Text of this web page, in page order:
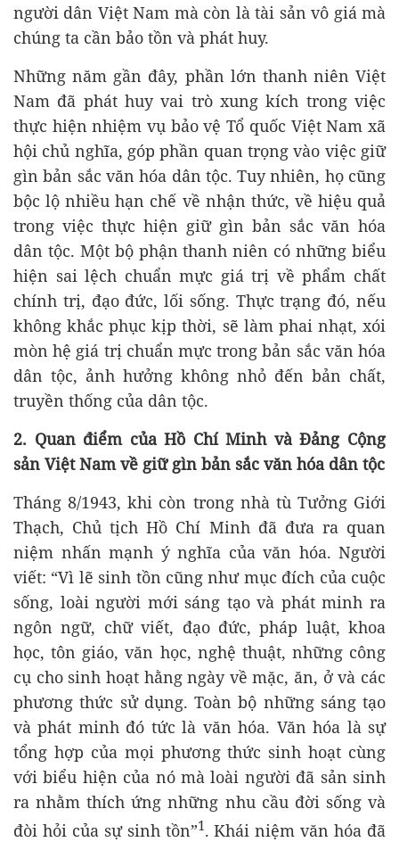
người dân Việt Nam mà còn là tài sản vô giá mà
chúng ta cần bảo tồn và phát huy.
Những năm gần đây, phần lớn thanh niên Việt
Nam đã phát huy vai trò xung kích trong việc
thực hiện nhiệm vụ bảo vệ Tổ quốc Việt Nam xã
hội chủ nghĩa, góp phần quan trọng vào việc giữ
gìn bản sắc văn hóa dân tộc. Tuy nhiên, họ cũng
bộc lộ nhiều hạn chế về nhận thức, về hiệu quả
trong việc thực hiện giữ gìn bản sắc văn hóa
dân tộc. Một bộ phận thanh niên có những biểu
hiện sai lệch chuẩn mực giá trị về phẩm chất
chính trị, đạo đức, lối sống. Thực trạng đó, nếu
không khắc phục kịp thời, sẽ làm phai nhạt, xói
mòn hệ giá trị chuẩn mực trong bản sắc văn hóa
dân tộc, ảnh hưởng không nhỏ đến bản chất,
truyền thống của dân tộc.
2. Quanđiểm của Hồ Chí Minh và Đảng Cộng
sản Việt Namvề giữ gìn bản sắc văn hóa dân tộc
Tháng 8/1943, khi còn trong nhà tù Tưởng Giới
Thạch, Chủ tịch Hồ Chí Minh đã đưa ra quan
niệm nhấn mạnh ý nghĩa của văn hóa. Người
viết: “Vì lẽ sinh tồn cũng như mục đích của cuộc
sống, loài người mới sáng tạo và phát minh ra
ngôn ngữ, chữ viết, đạo đức, pháp luật, khoa
học, tôn giáo, văn học, nghệ thuật, những công
cụ cho sinh hoạt hằng ngày về mặc, ăn, ở và các
phương thức sử dụng. Toàn bộ những sáng tạo
và phát minh đó tức là văn hóa. Văn hóa là sự
tổng hợp của mọi phương thức sinh hoạt cùng
với biểu hiện của nó mà loài người đã sản sinh
ra nhằm thích ứng những nhu cầu đời sống và
đòi hỏi của sự sinh tồn”1. Khái niệm văn hóa đã